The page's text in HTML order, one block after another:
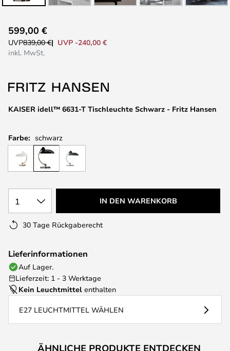
Anfang
der
KAISER idell™ 6631-T Tischleuchte Schwarz - Fritz Hansen
599,00 €
UVP839,00 €
UVP -240,00 €
inkl. MwSt.
Farbe: schwarz
1 IN DEN WARENKORB
30 Tage Rückgaberecht
Lieferinformationen
Auf Lager.
Lieferzeit: 1 - 3 Werktage
Kein Leuchtmittel enthalten
E27 LEUCHTMITTEL WÄHLEN
ÄHNLICHE PRODUKTE ENTDECKEN